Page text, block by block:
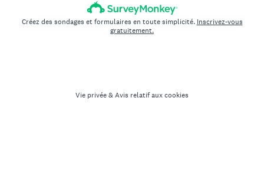
Créez des sondages et formulaires en toute simplicité. Inscrivez-vous
gratuitement.
Vie privée&Avis relatif aux cookies